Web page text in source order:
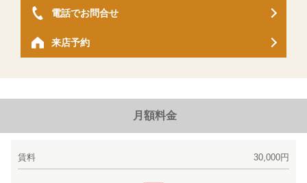
来店予約
電話でお問合せ
月額料金
賃料 30,000円